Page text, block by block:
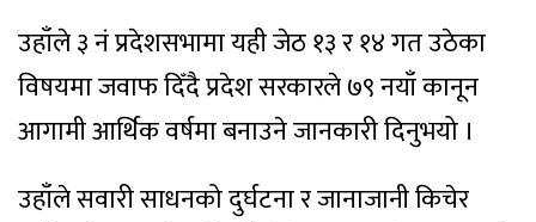
उहाँले ३ नं प्रदेशसभामा यही जेठ १३ र १४ गत उठेका
विषयमा जवाफ दिँदै प्रदेश सरकारले ७९ नयाँ कानून
आगामी आर्थिक वर्षमा बनाउने जानकारी दिनुभयो ।
उहाँले सवारी साधनको दुर्घटना र जानाजानी किचेर